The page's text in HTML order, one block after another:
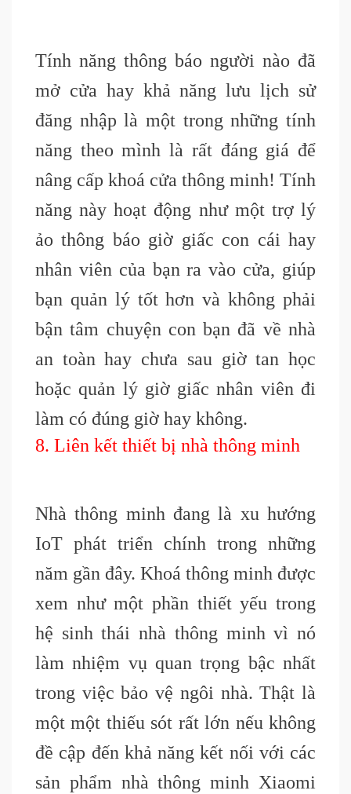
Tính năng thông báo người nào đã
mở cửa hay khả năng lưu lịch sử
đăng nhập là một trong những tính
năng theo mình là rất đáng giá để
nâng cấp khoá cửa thông minh! Tính
năng này hoạt động như một trợ lý
ảo thông báo giờ giấc con cái hay
nhân viên của bạn ra vào cửa, giúp
bạn quản lý tốt hơn và không phải
bận tâm chuyện con bạn đã về nhà
an toàn hay chưa sau giờ tan học
hoặc quản lý giờ giấc nhân viên đi
làm có đúng giờ hay không.
8. Liên kết thiết bị nhà thông minh
Nhà thông minh đang là xu hướng
IoT phát triển chính trong những
năm gần đây. Khoá thông minh được
xem như một phần thiết yếu trong
hệ sinh thái nhà thông minh vì nó
làm nhiệm vụ quan trọng bậc nhất
trong việc bảo vệ ngôi nhà. Thật là
một một thiếu sót rất lớn nếu không
đề cập đến khả năng kết nối với các
sản phẩm nhà thông minh Xiaomi